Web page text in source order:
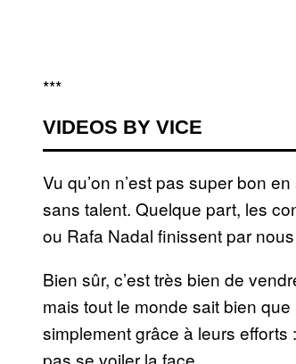
***
VIDEOS BY VICE
Vu qu’on n’est pas super bon
sans talent. Quelque part, les
ou Rafa Nadal finissent par
Bien sûr, c’est très bien de
mais tout le monde sait bien
simplement grâce à leurs